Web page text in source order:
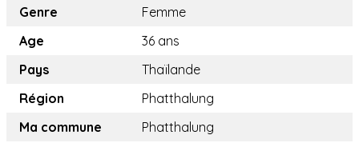
Genre
Femme
Age
36 ans
Pays
Thaïlande
Région
Phatthalung
Ma commune
Phatthalung